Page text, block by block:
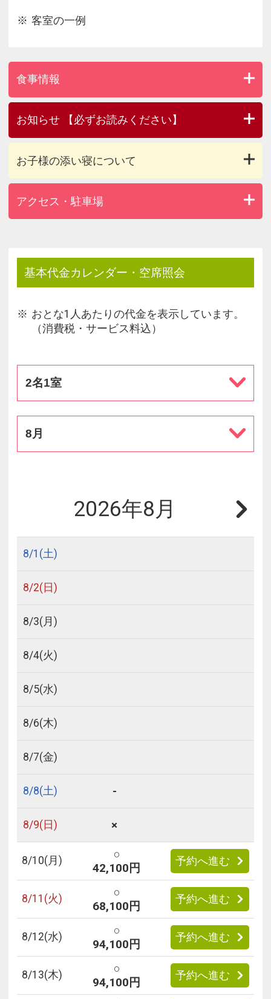
客室の一例
食事情報
お知らせ 【必ずお読みください】
お子様の添い寝について
アクセス・駐車場
基本代金カレンダー・空席照会
おとな1人あたりの代金を表示しています。
（消費税・サービス料込）
2名1室
8月
2026年8月
8/1 (土)
8/2(日)
8/3(月)
8/4(火)
8/5(水)
8/6(木)
8/7(金)
8/8(土) -
8/9(日) ×
8/10(月)
○
42,100円
予約へ進む
8/11 (火)
○
68,100円
予約へ進む
8/12(水)
○
94,100円
予約へ進む
8/13(木)
○
94,100円
予約へ進む